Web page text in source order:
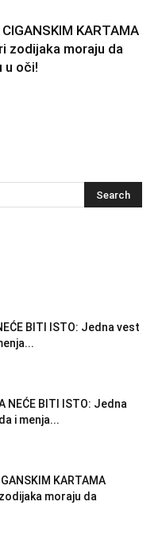
KARTAMA
zodijaka moraju da
u oči!
BITI ISTO: Jedna vest
NEĆE BITI ISTO: Jedna
i menja...
KARTAMA
moraju da